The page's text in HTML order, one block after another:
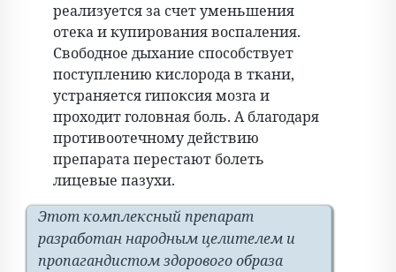
реализуется за счет уменьшения
отека и купирования воспаления.
Свободное дыхание способствует
поступлению кислорода в ткани,
устраняется гипоксия мозга и
проходит головная боль. А благодаря
противоотечному действию
препарата перестают болеть
лицевые пазухи.
Этот комплексный препарат
разработан народным целителем и
пропагандистом здорового образа